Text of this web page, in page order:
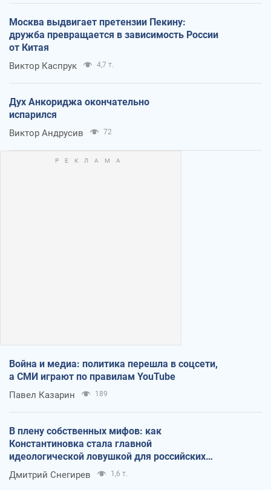
Москва выдвигает претензии Пекину:
дружба превращается в зависимость России
от Китая
Виктор Каспрук 4,7 т.
Дух Анкориджа окончательно
испарился
Виктор Андрусив 72
Война и медиа: политика перешла в соцсети,
а СМИ играют по правилам YouTube
Павел Казарин 189
В плену собственных мифов: как
Константиновка стала главной
идеологической ловушкой для российских
оккупантов
Дмитрий Снегирев 1,6 т.